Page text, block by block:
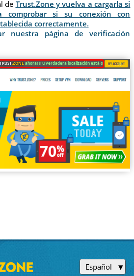
de Trust.Zone y vuelva a cargarla si
comprobar si su conexión con
correctamente.
nuestra página de verificación
TRUST.ZONE ahora! ¡Tu verdadera localización está oculta!
Español